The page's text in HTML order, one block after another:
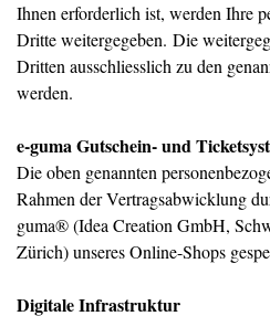
Ihnen erforderlich ist, werden Ihre
Dritte weitergegeben. Die
Dritten ausschliesslich zu den
werden.
e-guma Gutschein- und
Die oben genannten
Rahmen der Vertragsabwicklung
guma® (Idea Creation GmbH,
Zürich) unseres Online-Shops
Digitale Infrastruktur